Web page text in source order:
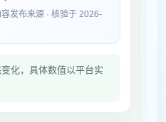
发布来源 · 核验于 2026-
化，具体数值以平台实